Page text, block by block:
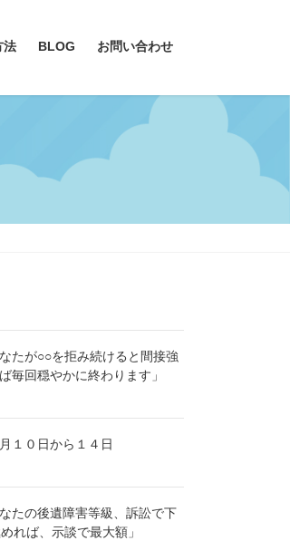
法 BLOG お問い合わせ
たが○○を拒み続けると間接強
回穏やかに終わります」
１０日から１４日
たの後遺障害等級、訴訟で下
れば、示談で最大額」